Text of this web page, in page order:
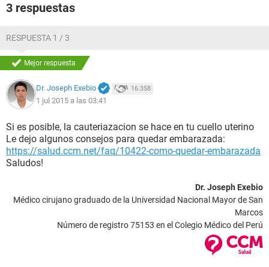
3 respuestas
RESPUESTA 1 / 3
Mejor respuesta
Dr. Joseph Exebio 16.358
1 jul 2015 a las 03:41
Si es posible, la cauteriazacion se hace en tu cuello uterino
Le dejo algunos consejos para quedar embarazada:
https://salud.ccm.net/faq/10422-como-quedar-embarazada
Saludos!
Dr. Joseph Exebio
Médico cirujano graduado de la Universidad Nacional Mayor de San
Marcos
Número de registro 75153 en el Colegio Médico del Perú